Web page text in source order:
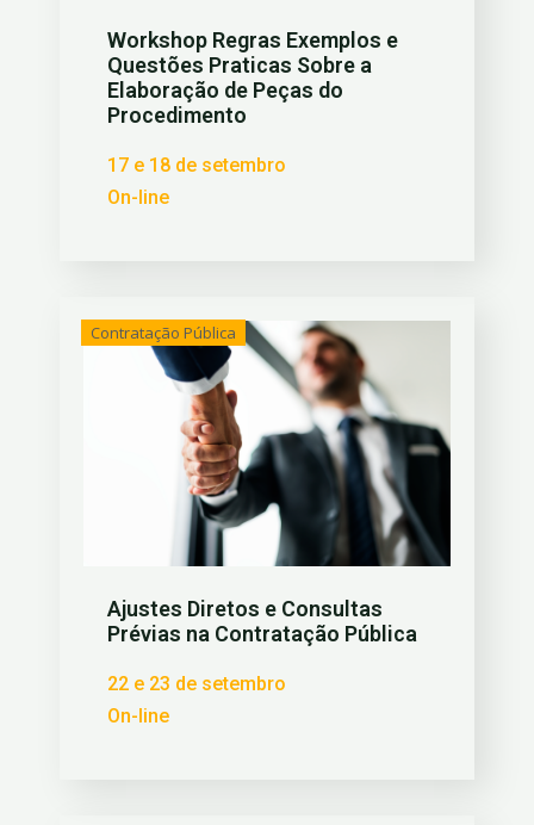
Workshop Regras Exemplos e
Questões Praticas Sobre a
Elaboração de Peças do
Procedimento
17 e 18 de setembro
On-line
Contratação Pública
Ajustes Diretos e Consultas
Prévias na Contratação Pública
22 e 23 de setembro
On-line